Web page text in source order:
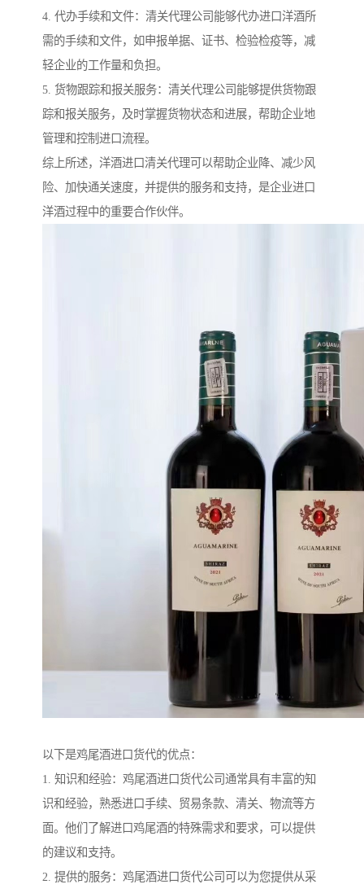
4. 代办手续和文件：清关代理公司能够代办进口洋酒所
需的手续和文件，如申报单据、证书、检验检疫等，减
轻企业的工作量和负担。
5. 货物跟踪和报关服务：清关代理公司能够提供货物跟
踪和报关服务，及时掌握货物状态和进展，帮助企业地
管理和控制进口流程。
综上所述，洋酒进口清关代理可以帮助企业降、减少风
险、加快通关速度，并提供的服务和支持，是企业进口
洋酒过程中的重要合作伙伴。
以下是鸡尾酒进口货代的优点：
1. 知识和经验：鸡尾酒进口货代公司通常具有丰富的知
识和经验，熟悉进口手续、贸易条款、清关、物流等方
面。他们了解进口鸡尾酒的特殊需求和要求，可以提供
的建议和支持。
2. 提供的服务：鸡尾酒进口货代公司可以为您提供从采